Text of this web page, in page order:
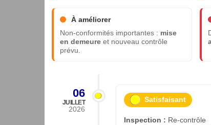
À améliorer
Non-conformités importantes : mise
en demeure et nouveau contrôle
prévu.
06
JUILLET
2026
Satisfaisant
Inspection : Re-contrôle